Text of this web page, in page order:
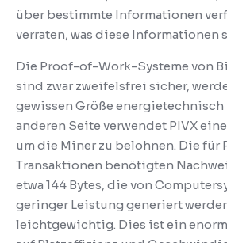
über bestimmte Informationen
verraten, was diese Informationen
Die Proof-of-Work-Systeme von
sind zwar zweifelsfrei sicher,
gewissen Größe
anderen Seite verwendet PIVX
um die Miner zu belohnen. Die für
Transaktionen benötigten
etwa 144 Bytes, die von
geringer Leistung generiert
leichtgewichtig. Dies ist ein